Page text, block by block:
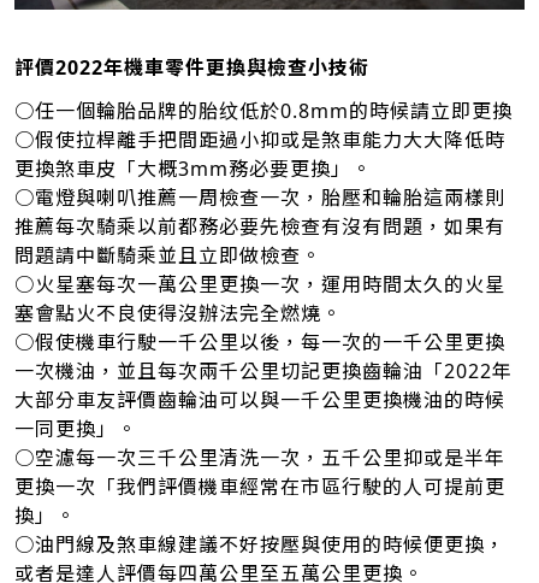
評價2022年機車零件更換與檢查小技術
○任一個輪胎品牌的胎纹低於0.8mm的時候請立即更換
○假使拉桿離手把間距過小抑或是煞車能力大大降低時
更換煞車皮「大概3mm務必要更換」。
○電燈與喇叭推薦一周檢查一次，胎壓和輪胎這兩樣則
推薦每次騎乘以前都務必要先檢查有沒有問題，如果有
問題請中斷騎乘並且立即做檢查。
○火星塞每次一萬公里更換一次，運用時間太久的火星
塞會點火不良使得沒辦法完全燃燒。
○假使機車行駛一千公里以後，每一次的一千公里更換
一次機油，並且每次兩千公里切記更換齒輪油「2022年
大部分車友評價齒輪油可以與一千公里更換機油的時候
一同更換」。
○空濾每一次三千公里清洗一次，五千公里抑或是半年
更換一次「我們評價機車經常在市區行駛的人可提前更
換」。
○油門線及煞車線建議不好按壓與使用的時候便更換，
或者是達人評價每四萬公里至五萬公里更換。